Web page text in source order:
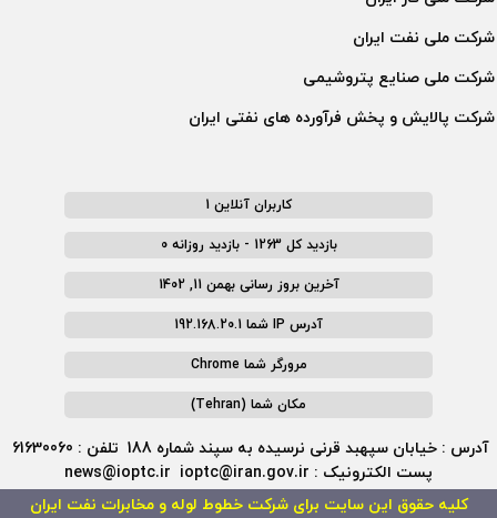
شركت ملی نفت ايران
شركت ملی صنايع پتروشيمی
شركت پالايش و پخش فرآورده های نفتی ايران
کاربران آنلاین 1
بازدید کل 1263 - بازدید روزانه 0
آخرین بروز رسانی بهمن 11, 1402
آدرس IP شما 192.168.20.1
مرورگر شما Chrome
مکان شما (Tehran)
پست الکترونیک : news@ioptc.ir ioptc@iran.gov.ir
کلیه حقوق این سایت برای شرکت خطوط لوله و مخابرات نفت ایران